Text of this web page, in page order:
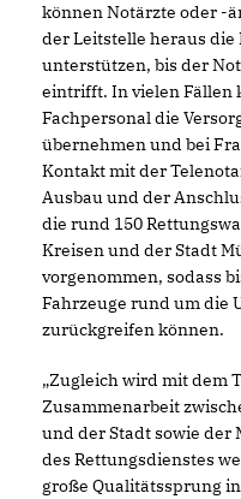
können Notärzte oder -
der Leitstelle heraus die
unterstützen, bis der
eintrifft. In vielen Fällen
Fachpersonal die
übernehmen und bei
Kontakt mit der
Ausbau und der
die rund 150
Kreisen und der Stadt
vorgenommen, sodass
Fahrzeuge rund um die
zurückgreifen können.
Zugleich wird mit dem
Zusammenarbeit
und der Stadt sowie der
des Rettungsdienstes
große Qualitätssprung